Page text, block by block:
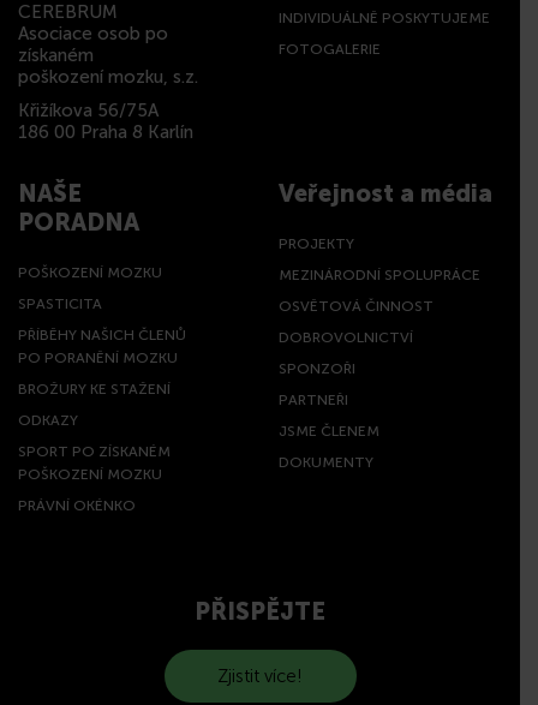
CEREBRUM
Asociace osob po
získaném
poškození mozku, s.z.
Křižíkova 56/75A
186 00 Praha 8 Karlín
INDIVIDUÁLNĚ POSKYTUJEME
FOTOGALERIE
NAŠE
PORADNA
POŠKOZENÍ MOZKU
SPASTICITA
PŘÍBĚHY NAŠICH ČLENŮ
PO PORANĚNÍ MOZKU
BROŽURY KE STAŽENÍ
ODKAZY
SPORT PO ZÍSKANÉM
POŠKOZENÍ MOZKU
PRÁVNÍ OKÉNKO
Veřejnost a média
PROJEKTY
MEZINÁRODNÍ SPOLUPRÁCE
OSVĚTOVÁ ČINNOST
DOBROVOLNICTVÍ
SPONZOŘI
PARTNEŘI
JSME ČLENEM
DOKUMENTY
PŘISPĚJTE
Zjistit více!